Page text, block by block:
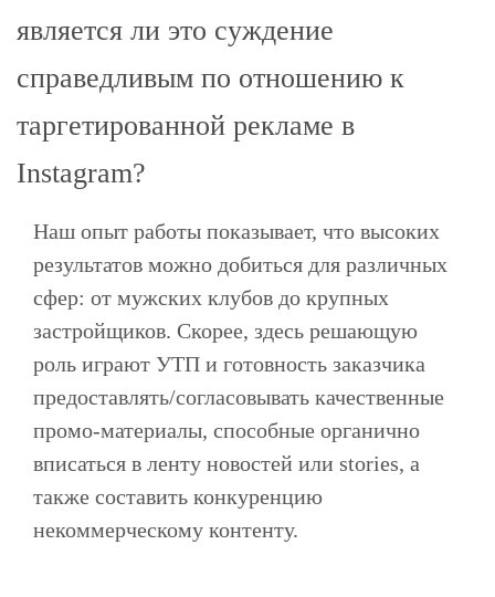
является ли это суждение
справедливым по отношению к
таргетированной рекламе в
Instagram?
Наш опыт работы показывает, что высоких
результатов можно добиться для различных
сфер: от мужских клубов до крупных
застройщиков. Скорее, здесь решающую
роль играют УТП и готовность заказчика
предоставлять/согласовывать качественные
промо-материалы, способные органично
вписаться в ленту новостей или stories, а
также составить конкуренцию
некоммерческому контенту.